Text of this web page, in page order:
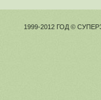
1999-2012 ГОД ©